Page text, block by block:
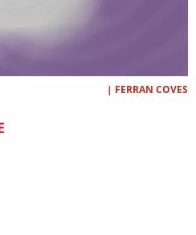
| FERRAN COVES